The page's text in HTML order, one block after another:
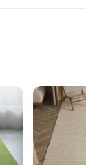
your floors remain
you're looking to